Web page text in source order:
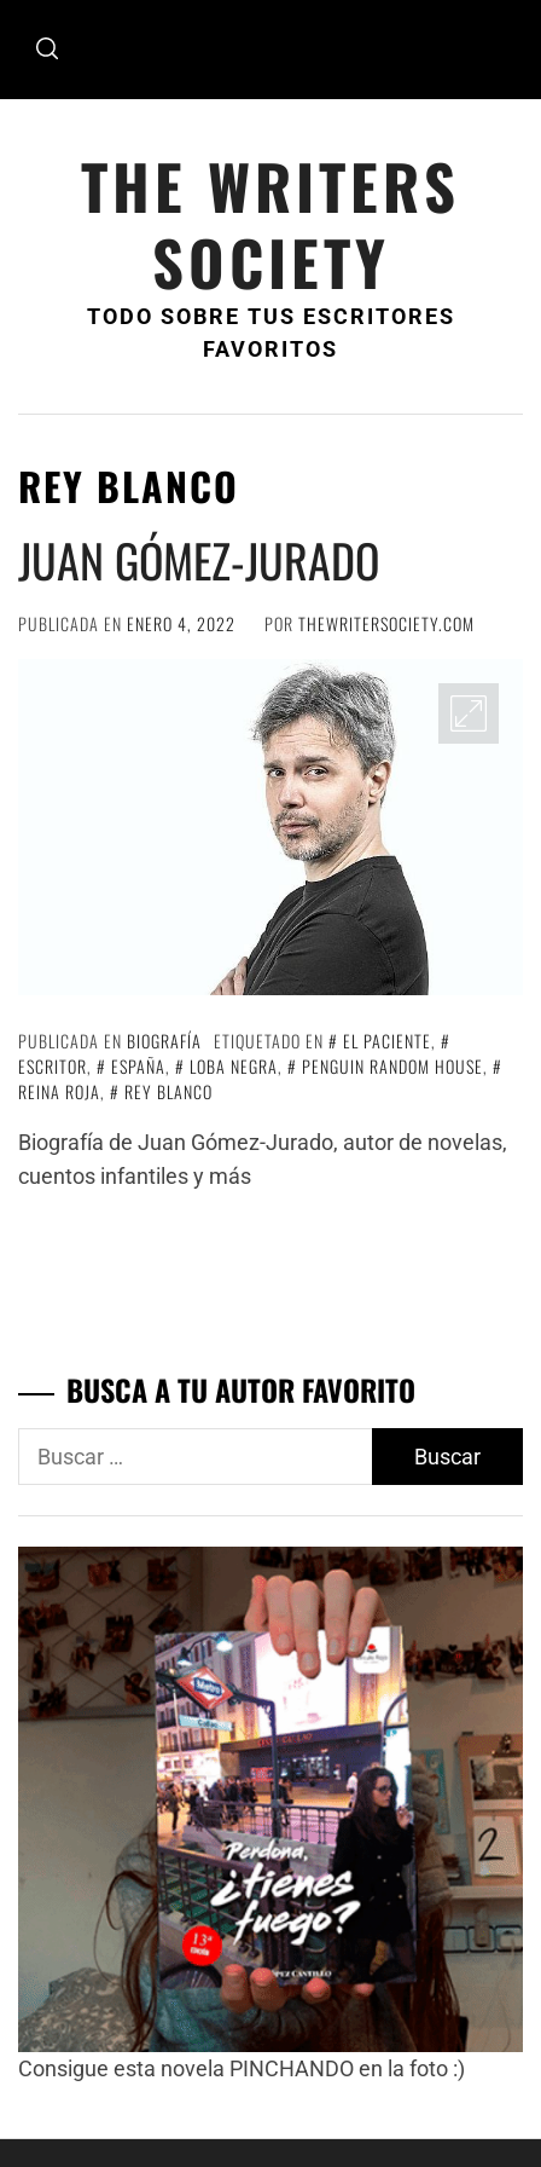
THE WRITERS
SOCIETY
TODO SOBRE TUS ESCRITORES
FAVORITOS
REY BLANCO
JUAN GÓMEZ-JURADO
PUBLICADA EN ENERO 4, 2022 POR THEWRITERSOCIETY.COM
PUBLICADA EN BIOGRAFÍA ETIQUETADO EN EL PACIENTE,
ESCRITOR, ESPAÑA, LOBA NEGRA, PENGUIN RANDOM HOUSE,
REINA ROJA,
REY BLANCO
Biografía de Juan Gómez-Jurado, autor de novelas,
cuentos infantiles y más
BUSCA A TU AUTOR FAVORITO
Buscar:
Consigue esta novela PINCHANDO en la foto :)